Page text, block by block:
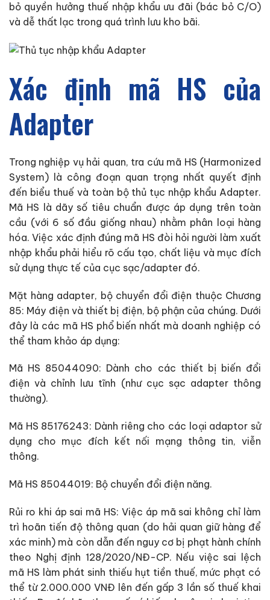
bỏ quyền hưởng thuế nhập khẩu ưu đãi (bác bỏ C/O)
và dễ thất lạc trong quá trình lưu kho bãi.
Xác định mã HS của
Adapter
Trong nghiệp vụ hải quan, tra cứu mã HS (Harmonized
System) là công đoạn quan trọng nhất quyết định
đến biểu thuế và toàn bộ thủ tục nhập khẩu Adapter.
Mã HS là dãy số tiêu chuẩn được áp dụng trên toàn
cầu (với 6 số đầu giống nhau) nhằm phân loại hàng
hóa. Việc xác định đúng mã HS đòi hỏi người làm xuất
nhập khẩu phải hiểu rõ cấu tạo, chất liệu và mục đích
sử dụng thực tế của cục sạc/adapter đó.
Mặt hàng adapter, bộ chuyển đổi điện thuộc Chương
85: Máy điện và thiết bị điện, bộ phận của chúng. Dưới
đây là các mã HS phổ biến nhất mà doanh nghiệp có
thể tham khảo áp dụng:
Mã HS 85044090: Dành cho các thiết bị biến đổi
điện và chỉnh lưu tĩnh (như cục sạc adapter thông
thường).
Mã HS 85176243: Dành riêng cho các loại adaptor sử
dụng cho mục đích kết nối mạng thông tin, viễn
thông.
Mã HS 85044019: Bộ chuyển đổi điện năng.
Rủi ro khi áp sai mã HS: Việc áp mã sai không chỉ làm
trì hoãn tiến độ thông quan (do hải quan giữ hàng để
xác minh) mà còn dẫn đến nguy cơ bị phạt hành chính
theo Nghị định 128/2020/NĐ-CP. Nếu việc sai lệch
mã HS làm phát sinh thiếu hụt tiền thuế, mức phạt có
thể từ 2.000.000 VNĐ lên đến gấp 3 lần số thuế khai